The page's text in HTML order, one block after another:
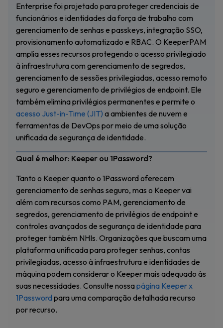
Enterprise foi projetado para proteger credenciais de
funcionários e identidades da força de trabalho com
gerenciamento de senhas e passkeys, integração SSO,
provisionamento automatizado e RBAC. O KeeperPAM
amplia esses recursos protegendo o acesso privilegiado
à infraestrutura com gerenciamento de segredos,
gerenciamento de sessões privilegiadas, acesso remoto
seguro e gerenciamento de privilégios de endpoint. Ele
também elimina privilégios permanentes e permite o
acesso Just-in-Time (JIT) a ambientes de nuvem e
ferramentas de DevOps por meio de uma solução
unificada de segurança de identidade.
Qual é melhor: Keeper ou 1Password?
Tanto o Keeper quanto o 1Password oferecem
gerenciamento de senhas seguro, mas o Keeper vai
além com recursos como PAM, gerenciamento de
segredos, gerenciamento de privilégios de endpoint e
controles avançados de segurança de identidade para
proteger também NHIs. Organizações que buscam uma
plataforma unificada para proteger senhas, contas
privilegiadas, acesso à infraestrutura e identidades de
máquina podem considerar o Keeper mais adequado às
suas necessidades. Consulte nossapágina Keeper x
1Passwordpara uma comparação detalhada recurso
por recurso.